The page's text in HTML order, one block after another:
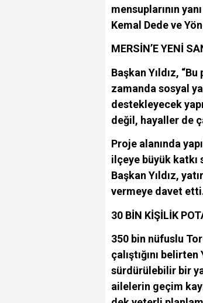
mensuplarının
Kemal Dede ve
MERSİN’E YENİ
Başkan Yıldız,
zamanda sosyal
destekleyecek
değil, hayaller de
Proje alanında
ilçeye büyük katkı
Başkan Yıldız,
vermeye davet
30 BİN KİŞİLİK
350 bin nüfuslu
çalıştığını
sürdürülebilir bir
ailelerin geçim